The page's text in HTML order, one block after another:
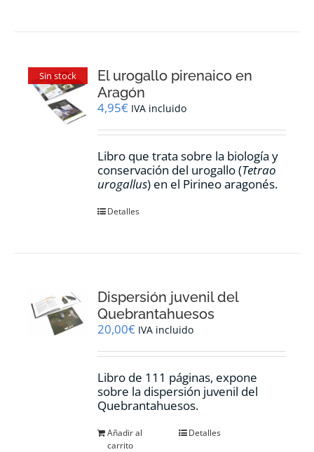
Sin stock
El urogallo pirenaico en
Aragón
4,95€ IVA incluido
Libro que trata sobre la biología y
conservación del urogallo (Tetrao
urogallus) en el Pirineo aragonés.
Detalles
Dispersión juvenil del
Quebrantahuesos
20,00€ IVA incluido
Libro de 111 páginas, expone
sobre la dispersión juvenil del
Quebrantahuesos.
Añadir al
carrito
Detalles